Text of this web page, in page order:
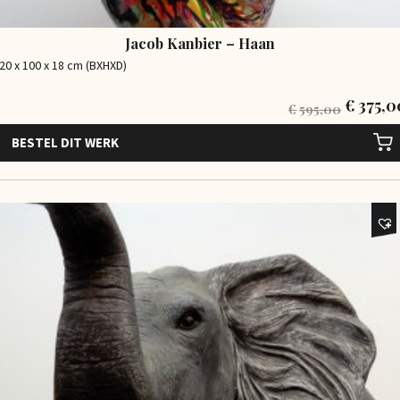
Jacob Kanbier – Haan
x 100 x 18 cm (BXHXD)
€595,00 €
BESTEL DIT WERK